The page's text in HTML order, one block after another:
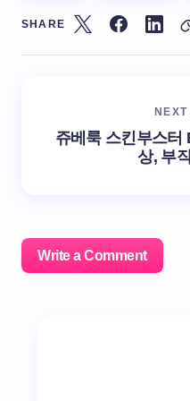
SHARE
쥬베룩 스킨부스터
상, 부
Write a Comment